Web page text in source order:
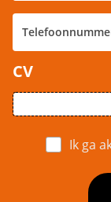
CV
Ik ga